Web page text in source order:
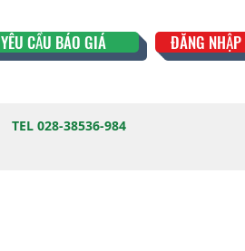
YÊU CẦU BÁO GIÁ ĐĂNG
TEL 028-38536-984